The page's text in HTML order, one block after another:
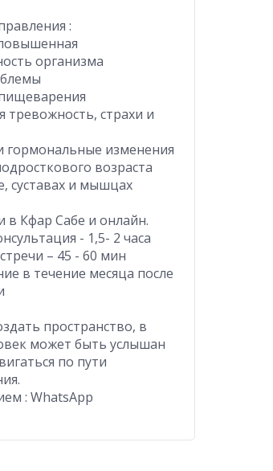
:
организма
тревожность, страхи и
гормональные изменения
возраста
суставах и мышцах
в Кфар Сабе и онлайн.
- 1,5- 2 часа
– 45 - 60 мин
в течение месяца после
пространство, в
может быть услышан
по пути
: WhatsApp